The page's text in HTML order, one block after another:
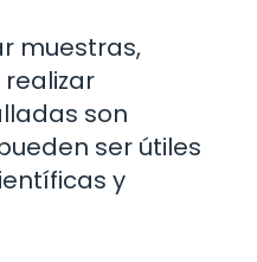
muestras,
son
ser útiles
y